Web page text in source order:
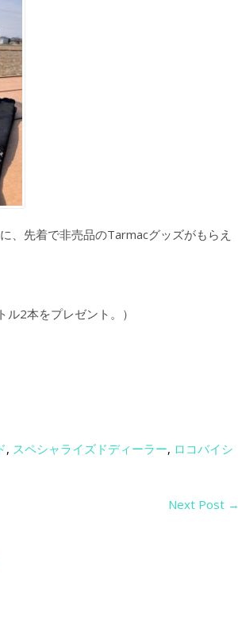
、先着で非売品のTarmacグッズがもらえ
2本をプレゼント。）
, スペシャライズドディーラー, ロコバイシ
Next Post →